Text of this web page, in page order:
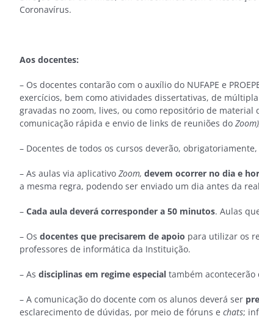
Coronavírus.
Aos docentes:
– Os docentes contarão com o auxílio do NUFAPE e
exercícios, bem como atividades dissertativas, de
gravadas no zoom, lives, ou como repositório de material
comunicação rápida e envio de links de reuniões do
– Docentes de todos os cursos deverão,
– As aulas via aplicativo Zoom, devem ocorrer no dia e
a mesma regra, podendo ser enviado um dia antes da
– Cada aula deverá corresponder a 50 minutos. Aulas
– Os docentes que precisarem de apoio para utilizar os
professores de informática da Instituição.
– As disciplinas em regime especial também
– A comunicação do docente com os alunos deverá ser
esclarecimento de dúvidas, por meio de fóruns e chats;